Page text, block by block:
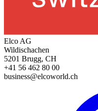
Elco AG
Wildischachen
5201 Brugg, CH
+41 56 462 80 00
business@elcoworld.ch